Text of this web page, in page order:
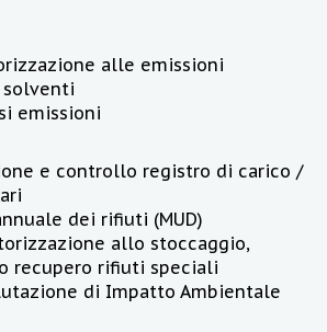
alle emissioni
solventi
emissioni
e controllo registro di carico /
dei rifiuti (MUD)
allo stoccaggio,
recupero rifiuti speciali
di Impatto Ambientale